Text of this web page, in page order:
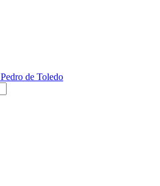
Pedro de Toledo